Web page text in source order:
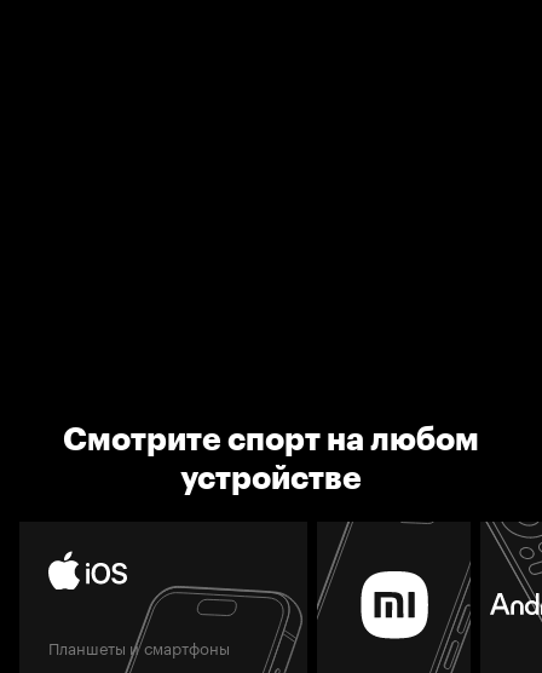
Смотрите спорт на любом
устройстве
Планшеты и смартфоны